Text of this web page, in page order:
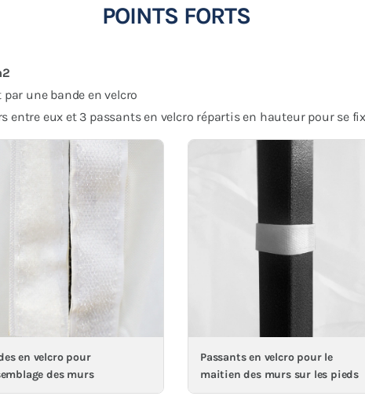
POINTS FORTS
une bande en velcro
entre eux et 3 passants en velcro répartis en hauteur pour se
en velcro pour
des murs
Passants en velcro pour le
maitien des murs sur les pieds